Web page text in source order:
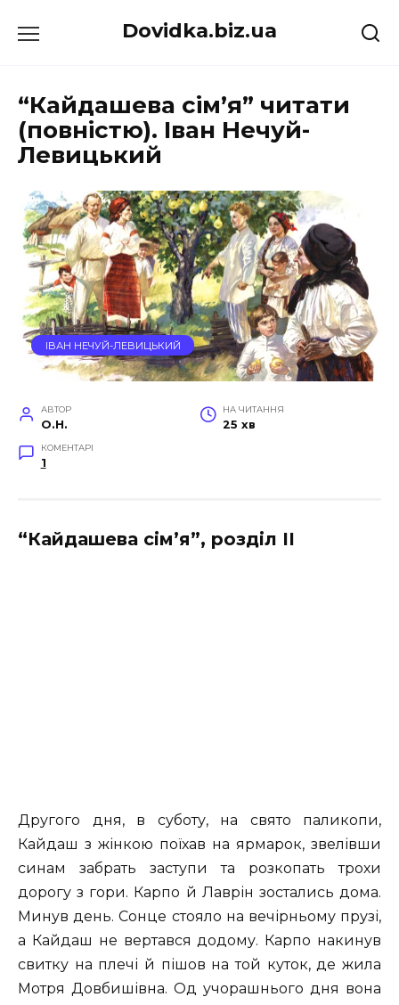
до
Dovidka.biz.ua
“Кайдашева сiм’я” читати
(повністю). Іван Нечуй-
Левицький
ІВАН НЕЧУЙ-ЛЕВИЦЬКИЙ
АВТОР
O.H.
НА ЧИТАННЯ
25 хв
КОМЕНТАРІ
1
“Кайдашева сiм’я”, розділ II
Другого дня, в суботу, на свято паликопи,
Кайдаш з жінкою поїхав на ярмарок, звелівши
синам забрать заступи та розкопать трохи
дорогу з гори. Карпо й Лаврін зостались дома.
Минув день. Сонце стояло на вечірньому прузі,
а Кайдаш не вертався додому. Карпо накинув
свитку на плечі й пішов на той куток, де жила
Мотря Довбишівна. Од учорашнього дня вона